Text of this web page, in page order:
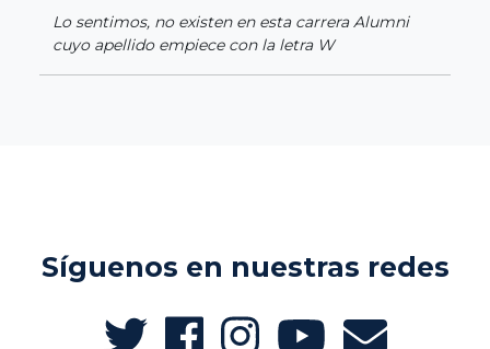
Lo sentimos, no existen en esta carrera Alumni
cuyo apellido empiece con la letra W
Síguenos en nuestras redes